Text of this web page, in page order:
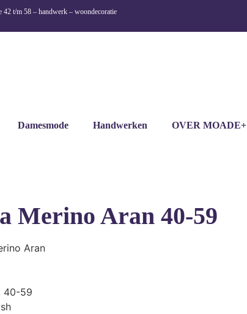
42 t/m 58 – handwerk – woondecoratie
Damesmode Handwerken OVER MOADE+
Merino Aran 40-59
Aran
40-59